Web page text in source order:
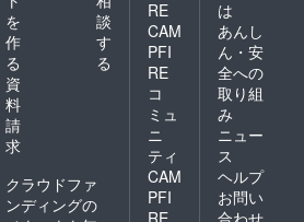
を
作
る
談
す
る
資
料
請
求
クラウドファ
ンディングの
RE
CAM
PFI
RE
コ
ミュ
ニ
ティ
CAM
PFI
RE
は
あんし
ん・安
全への
取り組
み
ニュー
ス
ヘルプ
お問い
合わせ